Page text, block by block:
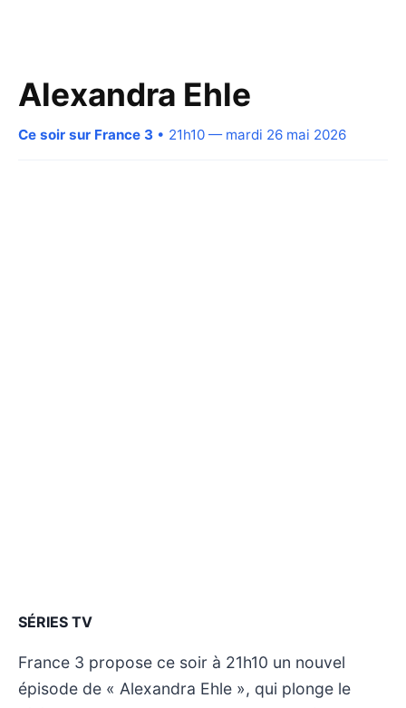
Alexandra Ehle
Ce soir sur France 3 • 21h10 — mardi 26 mai 2026
SÉRIES TV
France 3 propose ce soir à 21h10 un nouvel
épisode de « Alexandra Ehle », qui plonge le